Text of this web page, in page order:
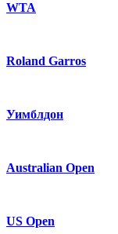
WTA
Roland Garros
Уимблдон
Australian Open
US Open